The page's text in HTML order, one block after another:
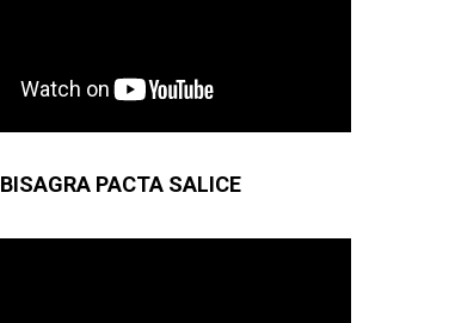
BISAGRA PACTA SALICE